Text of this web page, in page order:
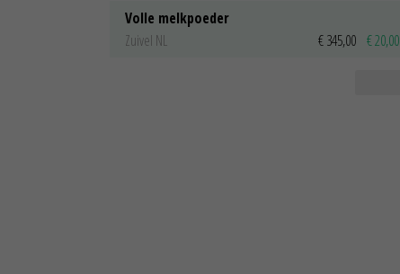
Volle melkpoeder
Zuivel NL
€ 345,00 € 20,00